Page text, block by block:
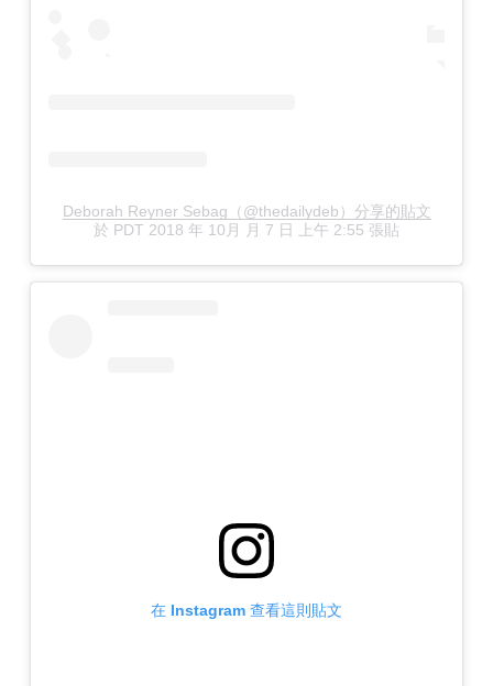
Deborah Reyner Sebag（@thedailydeb）分享的貼文
於 PDT 2018 年 10月 月 7 日 上午 2:55 張貼
在 Instagram 查看這則貼文